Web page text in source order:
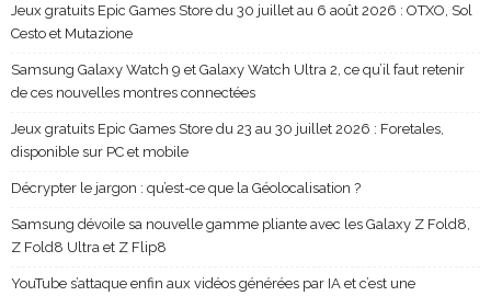
Jeux gratuits Epic Games Store du 30 juillet au 6 août 2026 : OTXO, Sol
Cesto et Mutazione
Samsung Galaxy Watch 9 et Galaxy Watch Ultra 2, ce qu’il faut retenir
de ces nouvelles montres connectées
Jeux gratuits Epic Games Store du 23 au 30 juillet 2026 : Foretales,
disponible sur PC et mobile
Décrypter le jargon : qu’est-ce que la Géolocalisation ?
Samsung dévoile sa nouvelle gamme pliante avec les Galaxy Z Fold8,
Z Fold8 Ultra et Z Flip8
YouTube s’attaque enfin aux vidéos générées par IA et c’est une